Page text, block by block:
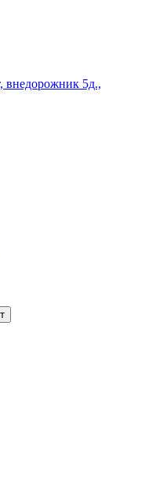
внедорожник 5д.,